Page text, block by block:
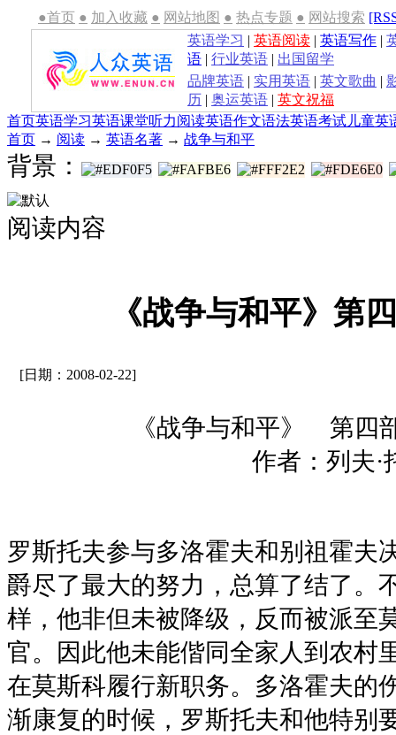
●首页 ● 加入收藏 ● 网站地图 ● 热点专题 ● 网站搜索
英语学习 | 英语阅读 | 英语写作 |
语 | 行业英语 | 出国留学
品牌英语 | 实用英语 | 英文歌曲 |
历 | 奥运英语 | 英文祝福
首页英语学习英语课堂听力阅读英语作文语法英语考试 儿童英
首页 → 阅读 → 英语名著 → 战争与和平
背景：
阅读内容
《战争与和平》第
[日期：2008-02-22]
《战争与和平》 第
作者：列夫·托
罗斯托夫参与多洛霍夫和别祖霍夫
爵尽了最大的努力，总算了结了。
样，他非但未被降级，反而被派至
官。因此他未能偕同全家人到农村
在莫斯科履行新职务。多洛霍夫的
渐康复的时候，罗斯托夫和他特别